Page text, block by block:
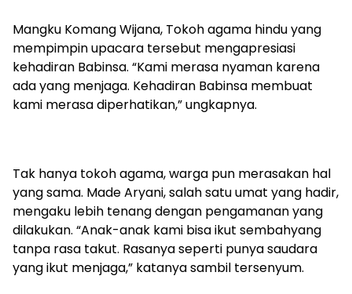
Mangku Komang Wijana, Tokoh agama hindu yang
mempimpin upacara tersebut mengapresiasi
kehadiran Babinsa. “Kami merasa nyaman karena
ada yang menjaga. Kehadiran Babinsa membuat
kami merasa diperhatikan,” ungkapnya.
Tak hanya tokoh agama, warga pun merasakan hal
yang sama. Made Aryani, salah satu umat yang hadir,
mengaku lebih tenang dengan pengamanan yang
dilakukan. “Anak-anak kami bisa ikut sembahyang
tanpa rasa takut. Rasanya seperti punya saudara
yang ikut menjaga,” katanya sambil tersenyum.